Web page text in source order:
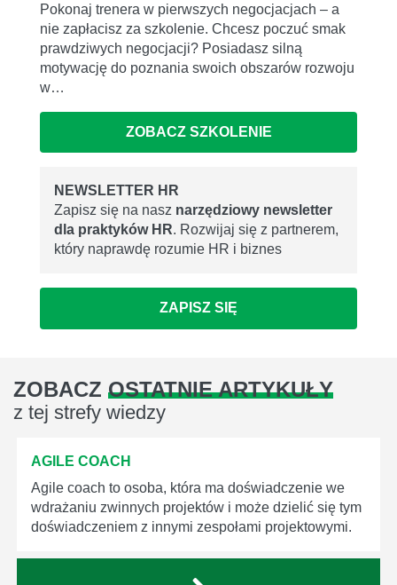
Pokonaj trenera w pierwszych negocjacjach – a
nie zapłacisz za szkolenie. Chcesz poczuć smak
prawdziwych negocjacji? Posiadasz silną
motywację do poznania swoich obszarów rozwoju
w…
ZOBACZ SZKOLENIE
NEWSLETTER HR
Zapisz się na nasz narzędziowy newsletter
dla praktyków HR. Rozwijaj się z partnerem,
który naprawdę rozumie HR i biznes
ZAPISZ SIĘ
ZOBACZ OSTATNIE ARTYKUŁY
z tej strefy wiedzy
AGILE COACH
Agile coach to osoba, która ma doświadczenie we
wdrażaniu zwinnych projektów i może dzielić się tym
doświadczeniem z innymi zespołami projektowymi.